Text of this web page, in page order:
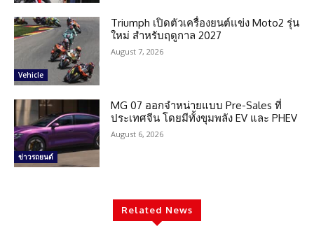
Vehicle
Triumph เปิดตัวเครื่องยนต์แข่ง Moto2 รุ่น
ใหม่ สำหรับฤดูกาล 2027
August 7, 2026
ข่าวรถยนต์
MG 07 ออกจำหน่ายแบบ Pre-Sales ที่
ประเทศจีน โดยมีทั้งขุมพลัง EV และ PHEV
August 6, 2026
Related News